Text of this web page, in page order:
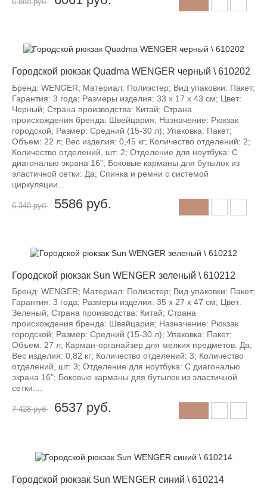
Городской рюкзак Quadma WENGER черный \ 610202
Бренд: WENGER; Материал: Полиэстер; Вид упаковки: Пакет;
Гарантия: 3 года; Размеры изделия: 33 x 17 x 43 см; Цвет:
Черный; Страна производства: Китай; Страна
происхождения бренда: Швейцария; Назначение: Рюкзак
городской; Размер: Средний (15-30 л); Упаковка: Пакет;
Объем: 22 л; Вес изделия: 0,45 кг; Количество отделений: 2;
Количество отделений, шт: 2; Отделение для ноутбука: С
диагональю экрана 16”; Боковые карманы для бутылок из
эластичной сетки: Да; Спинка и ремни с системой
циркуляции...
6 348 руб 5586 руб.
Городской рюкзак Sun WENGER зеленый \ 610212
Бренд: WENGER; Материал: Полиэстер; Вид упаковки: Пакет;
Гарантия: 3 года; Размеры изделия: 35 x 27 x 47 см; Цвет:
Зеленый; Страна производства: Китай; Страна
происхождения бренда: Швейцария; Назначение: Рюкзак
городской; Размер: Средний (15-30 л); Упаковка: Пакет;
Объем: 27 л; Карман-органайзер для мелких предметов: Да;
Вес изделия: 0,82 кг; Количество отделений: 3; Количество
отделений, шт: 3; Отделение для ноутбука: С диагональю
экрана 16”; Боковые карманы для бутылок из эластичной
сетки:...
7 428 руб
-12%
6537 руб.
Городской рюкзак Sun WENGER синий \ 610214
-12%